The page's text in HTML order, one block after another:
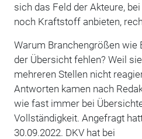
sich das Feld der Akteure,
noch Kraftstoff anbieten,
Warum Branchengrößen wie
der Übersicht fehlen? Weil
mehreren Stellen nicht
Antworten kamen nach
wie fast immer bei
Vollständigkeit. Angefragt
30.09.2022. DKV hat bei